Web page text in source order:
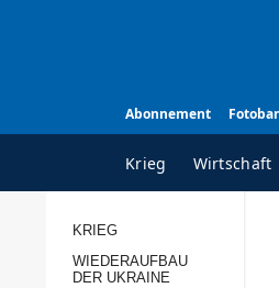
Abonnement
Krieg Wirtschaft
ALLE
KRIEG
WIEDERAUFBAU
DER UKRAINE